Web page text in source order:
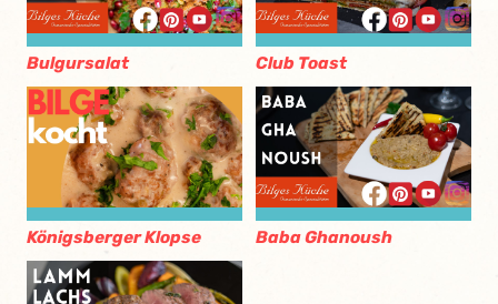
Bulgursalat Club Toast
Königsberger Klopse Baba Ghanoush